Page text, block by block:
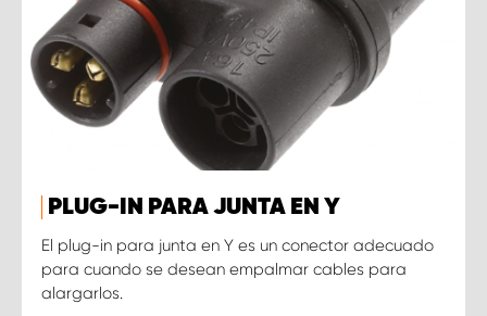
PLUG-IN PARA JUNTA EN Y
El plug-in para junta en Y es un conector adecuado
para cuando se desean empalmar cables para
alargarlos.